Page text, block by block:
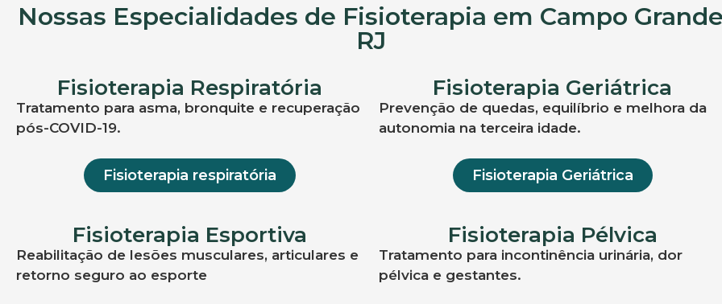
Nossas Especialidades de Fisioterapia em Campo
RJ
Fisioterapia Respiratória
Tratamento para asma, bronquite e recuperação
pós-COVID-19.
Fisioterapia respiratória
Fisioterapia Geriátrica
Prevenção de quedas, equilíbrio e melhora da
autonomia na terceira idade.
Fisioterapia Geriátrica
Fisioterapia Esportiva
Reabilitação de lesões musculares, articulares e
retorno seguro ao esporte
Fisioterapia Pélvica
Tratamento para incontinência urinária, dor
pélvica e gestantes.